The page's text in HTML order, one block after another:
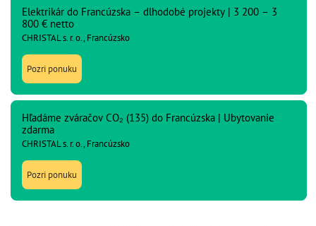
Elektrikár do Francúzska – dlhodobé projekty | 3 200 – 3
800 € netto
CHRISTAL s. r. o., Francúzsko
Pozri ponuku
Hľadáme zváračov CO₂ (135) do Francúzska | Ubytovanie
zdarma
CHRISTAL s. r. o., Francúzsko
Pozri ponuku